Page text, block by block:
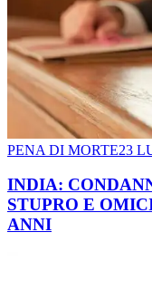
PENA DI MORTE23
INDIA:
STUPRO E
ANNI